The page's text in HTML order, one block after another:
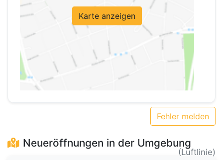
Karte anzeigen
Fehler melden
Neueröffnungen in der Umgebung
(Luftlinie)